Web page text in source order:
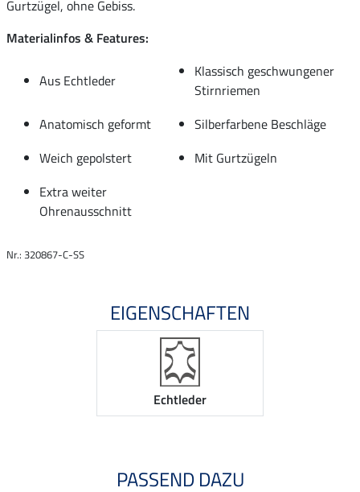
Gurtzügel, ohne Gebiss.
Materialinfos & Features:
Aus Echtleder
Klassisch geschwungener
Stirnriemen
Anatomisch geformt
Silberfarbene Beschläge
Weich gepolstert
Mit Gurtzügeln
Extra weiter
Ohrenausschnitt
Nr.: 320867-C-SS
EIGENSCHAFTEN
Echtleder
PASSEND DAZU